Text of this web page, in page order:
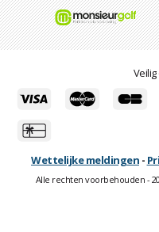
Wettelijke meldingen -
Alle rechten voorbehouden -